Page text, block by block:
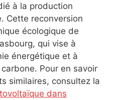
à la production
Cette reconversion
écologique de
qui vise à
énergétique et à
Pour en savoir
similaires, consultez la
dans